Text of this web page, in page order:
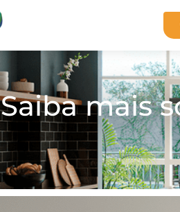
Saiba mais